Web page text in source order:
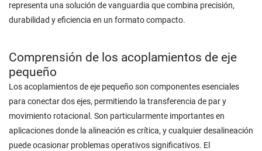
representa una solución de vanguardia que combina precisión,
durabilidad y eficiencia en un formato compacto.
Comprensión de los acoplamientos de eje
pequeño
Los acoplamientos de eje pequeño son componentes esenciales
para conectar dos ejes, permitiendo la transferencia de par y
movimiento rotacional. Son particularmente importantes en
aplicaciones donde la alineación es crítica, y cualquier desalineación
puede ocasionar problemas operativos significativos. El